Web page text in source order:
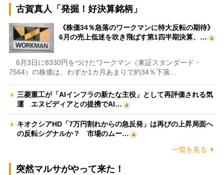
古賀真人「発掘！好決算銘柄」
《株価34％急落のワークマンに特大反転の期待》
6月の売上低迷を吹き飛ばす第1四半期決算、…
6月3日に8330円をつけたワークマン（東証スタンダード・
7564）の株価は、わずか1カ月あまりで約34％下落…
三菱重工が「AIインフラの新たな主役」として再評価される気
運 エヌビディアとの提携でAI…
キオクシアHD「7万円割れからの急反発」は再びの上昇局面へ
の反転シグナルか？ 市場のムー…
一覧を見る
突然マルサがやって来た！